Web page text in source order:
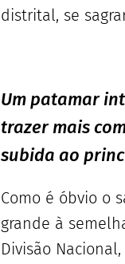
distrital, se
Um patamar
trazer mais
subida ao
Como é óbvio o
grande à
Divisão